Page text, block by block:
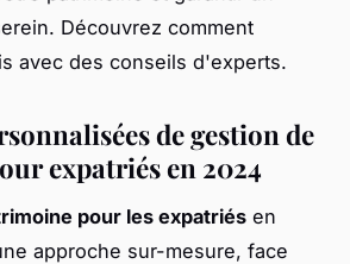
Découvrez comment
avec des conseils d'experts.
de gestion de
expatriés en 2024
pour les expatriés en
approche sur-mesure, face